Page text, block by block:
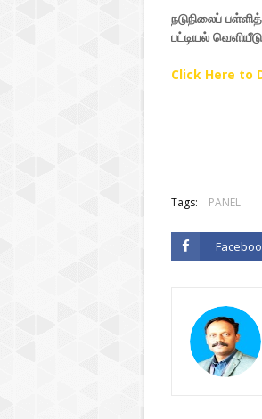
நடுநிலைப்
பட்டியல்
Click Here to
Tags: PANEL